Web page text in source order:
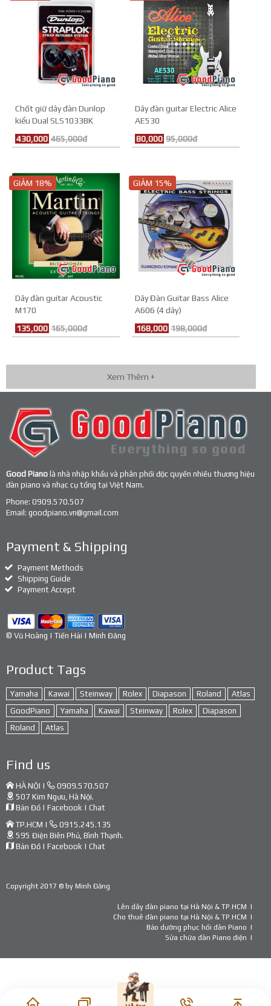
Chốt giữ dây đàn Dunlop
kiểu Dual SLS1033BK
430,000 465,000đ
Dây đàn guitar Electric Alice
AE530
80,000 95,000đ
GIẢM 18%
Dây đàn guitar Acoustic
M170
135,000 165,000đ
GIẢM 15%
Dây Đàn Guitar Bass Alice
A606 (4 dây)
168,000 198,000đ
Xem Thêm +
Good Piano là nhà nhập khẩu và phân phối độc quyền nhiều thương hiệu
đàn piano và nhạc cụ tổng tại Việt Nam.
Phone: 0909.570.507
Email: goodpiano.vn@gmail.com
Payment & Shipping
Payment Methods
Shipping Guide
Payment Accept
© Vũ Hoàng | Tiến Hải | Minh Đăng
Product Tags
Yamaha Kawai Steinway Rolex Diapason Roland
Atlas
GoodPiano
Yamaha Kawai Steinway Rolex
Diapason
Roland
Atlas
Find us
HÀ NỘI |
0909.570.507
507 Kim Ngưu, Hà Nội.
Bản Đồ | Facebook | Chat
TP.HCM |
0915.245.135
595 Điện Biên Phủ, Bình Thạnh.
Bản Đồ | Facebook | Chat
Copyright 2017 © by Minh Đăng
Lên dây đàn piano tại Hà Nội & TP.HCM
Cho thuê đàn piano tại Hà Nội & TP.HCM
Bảo dưỡng phục hồi đàn Piano
Sửa chữa đàn Piano điện